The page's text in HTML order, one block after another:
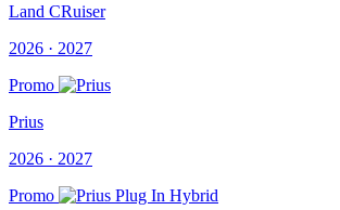
Land CRuiser
2026 · 2027
Promo
Prius
2026 · 2027
Promo